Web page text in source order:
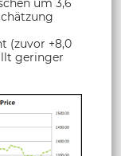
um 3,6
(zuvor +8,0
geringer